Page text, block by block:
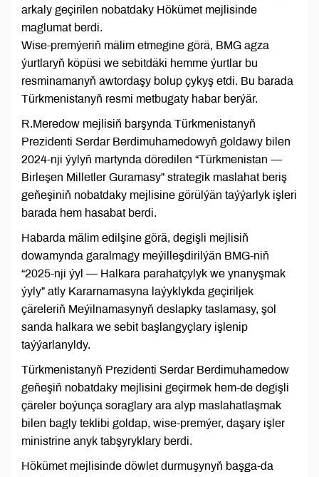
arkaly geçirilen nobatdaky Hökümet mejlisinde
maglumat berdi.
Wise-premýeriň mälim etmegine görä, BMG agza
ýurtlaryň köpüsi we sebitdäki hemme ýurtlar bu
resminamanyň awtordaşy bolup çykyş etdi. Bu barada
Türkmenistanyň resmi metbugaty habar berýär.
R.Meredow mejlisiň barşynda Türkmenistanyň
Prezidenti Serdar Berdimuhamedowyň goldawy bilen
2024-nji ýylyň martynda döredilen “Türkmenistan —
Birleşen Milletler Guramasy” strategik maslahat beriş
geňeşiniň nobatdaky mejlisine görülýän taýýarlyk işleri
barada hem hasabat berdi.
Habarda mälim edilşine görä, degişli mejlisiň
dowamynda garalmagy meýilleşdirilýän BMG-niň
“2025-nji ýyl — Halkara parahatçylyk we ynanyşmak
ýyly” atly Kararnamasyna laýyklykda geçiriljek
çäreleriň Meýilnamasynyň deslapky taslamasy, şol
sanda halkara we sebit başlangyçlary işlenip
taýýarlanyldy.
Türkmenistanyň Prezidenti Serdar Berdimuhamedow
geňeşiň nobatdaky mejlisini geçirmek hem-de degişli
çäreler boýunça soraglary ara alyp maslahatlaşmak
bilen bagly teklibi goldap, wise-premýer, daşary işler
ministrine anyk tabşyryklary berdi.
Hökümet mejlisinde döwlet durmuşynyň başga-da